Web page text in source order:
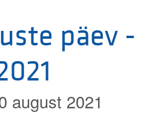
päev
august 2021